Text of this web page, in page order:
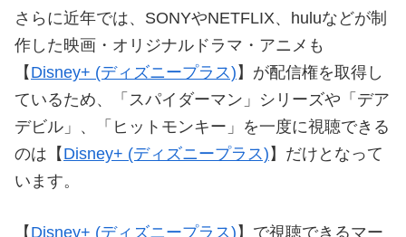
さらに近年では、SONYやNETFLIX、huluなどが制
作した映画・オリジナルドラマ・アニメも
【 Disney+ (ディズニープラス) 】が配信権を取得し
ているため、「スパイダーマン」シリーズや「デア
デビル」、「ヒットモンキー」を一度に視聴できる
のは【 Disney+ (ディズニープラス) 】だけとなって
います。
【 Disney+ (ディズニープラス) 】で視聴できるマー